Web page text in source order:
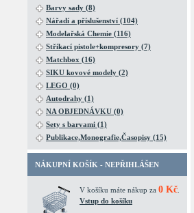
Barvy sady (8)
Nářadí a příslušenství (104)
Modelařská Chemie (116)
Stříkací pistole+kompresory (7)
Matchbox (16)
SIKU kovové modely (2)
LEGO (0)
Autodrahy (1)
NA OBJEDNÁVKU (0)
Sety s barvami (1)
Publikace,Monografie,Časopisy (15)
NÁKUPNÍ KOŠÍK - NEPŘIHLÁŠEN
V košíku máte nákup za 0 Kč
Vstup do košíku